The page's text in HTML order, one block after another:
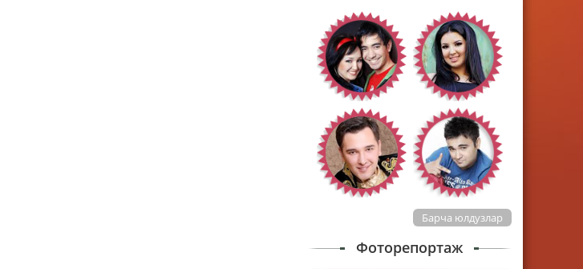
Барча юлдузлар
Фоторепортаж